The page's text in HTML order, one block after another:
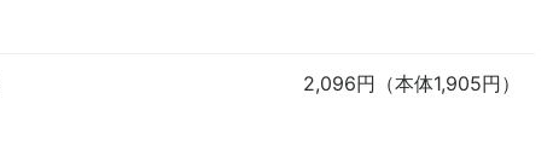
2,096円（本体1,905円）